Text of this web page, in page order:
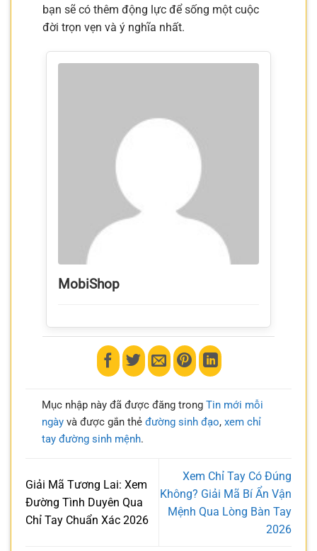
bạn sẽ có thêm động lực để sống một cuộc
đời trọn vẹn và ý nghĩa nhất.
MobiShop
Mục nhập này đã được đăng trong Tin mới mỗi
ngàyvà được gắn thẻ đường sinh đạo, xem chỉ
tay đường sinh mệnh.
Giải Mã Tương Lai: Xem
Đường Tình Duyên Qua
Chỉ Tay Chuẩn Xác 2026
Xem Chỉ Tay Có Đúng
Không? Giải Mã Bí Ẩn Vận
Mệnh Qua Lòng Bàn Tay
2026